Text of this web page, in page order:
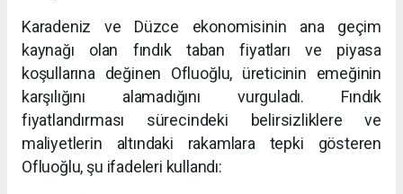
Karadeniz ve Düzce ekonomisinin ana geçim
kaynağı olan fındık taban fiyatları ve piyasa
koşullarına değinen Ofluoğlu, üreticinin emeğinin
karşılığını alamadığını vurguladı. Fındık
fiyatlandırması sürecindeki belirsizliklere ve
maliyetlerin altındaki rakamlara tepki gösteren
Ofluoğlu, şu ifadeleri kullandı: